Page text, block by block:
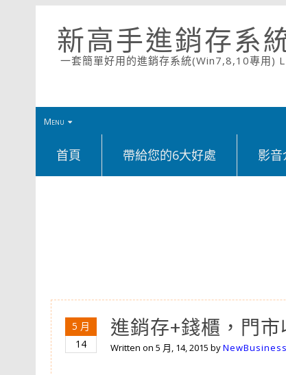
新高手進銷存系
一套簡單好用的進銷存系統(Win7,8,10專用)
Menu
首頁 帶給您的6大好處 影音
5 月
14
進銷存+錢櫃，門
Written on5 月, 14, 2015 byNewBusiness